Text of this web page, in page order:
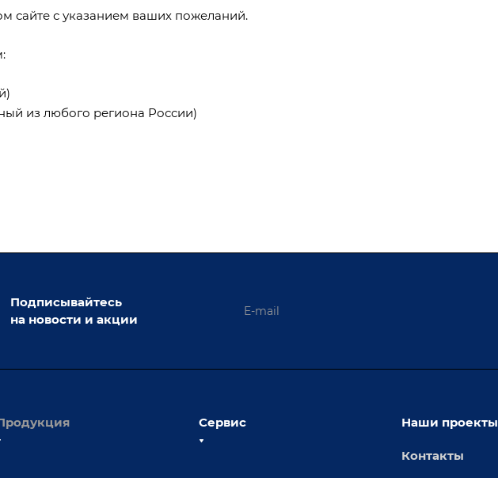
сайте с указанием ваших пожеланий.
из любого региона России)
Подписывайтесь
на новости и акции
Сервис Наши проекты
Контакты